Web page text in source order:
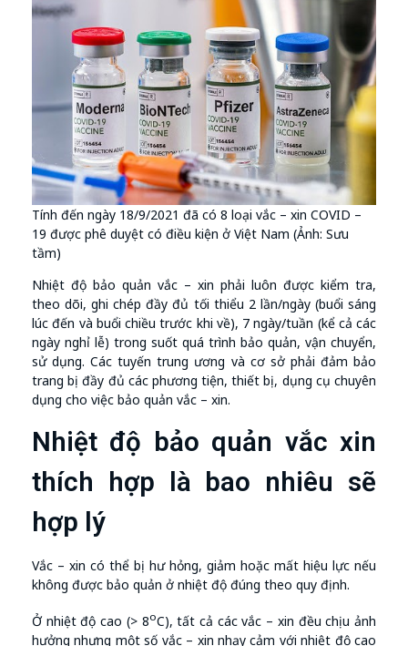
Tính đến ngày 18/9/2021 đã có 8 loại vắc – xin COVID –
19 được phê duyệt có điều kiện ở Việt Nam (Ảnh: Sưu
tầm)
Nhiệt độ bảo quản vắc – xin phải luôn được kiểm tra,
theo dõi, ghi chép đầy đủ tối thiểu 2 lần/ngày (buổi sáng
lúc đến và buổi chiều trước khi về), 7 ngày/tuần (kể cả các
ngày nghỉ lễ) trong suốt quá trình bảo quản, vận chuyển,
sử dụng. Các tuyến trung ương và cơ sở phải đảm bảo
trang bị đầy đủ các phương tiện, thiết bị, dụng cụ chuyên
dụng cho việc bảo quản vắc – xin.
Nhiệt độ bảo quản vắc xin
thích hợp là bao nhiêu sẽ
hợp lý
Vắc – xin có thể bị hư hỏng, giảm hoặc mất hiệu lực nếu
không được bảo quản ở nhiệt độ đúng theo quy định.
Ở nhiệt độ cao (> 8oC), tất cả các vắc – xin đều chịu ảnh
hưởng nhưng một số vắc – xin nhạy cảm với nhiệt độ cao